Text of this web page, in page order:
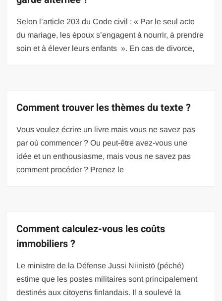
Selon l’article 203 du Code civil : « Par le seul acte
du mariage, les époux s’engagent à nourrir, à prendre
soin et à élever leurs enfants ». En cas de divorce,
Comment trouver les thèmes du texte ?
Vous voulez écrire un livre mais vous ne savez pas
par où commencer ? Ou peut-être avez-vous une
idée et un enthousiasme, mais vous ne savez pas
comment procéder ? Prenez le
Comment calculez-vous les coûts
immobiliers ?
Le ministre de la Défense Jussi Niinistö (péché)
estime que les postes militaires sont principalement
destinés aux citoyens finlandais. Il a soulevé la